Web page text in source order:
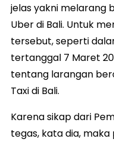
jelas yakni melarang
Uber di Bali. Untuk
tersebut, seperti
tertanggal 7 Maret
tentang larangan
Taxi di Bali.
Karena sikap dari
tegas, kata dia,